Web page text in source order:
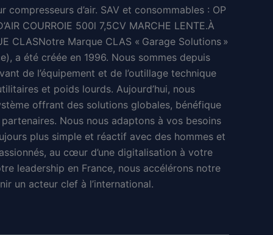
€.
prix
actuel
est :
345,28 €.
compresseurs d’air. SAV et consommables : OP
COURROIE 500l 7,5CV MARCHE LENTE.À
CLASNotre Marque CLAS « Garage Solutions »
a été créée en 1996. Nous sommes depuis
de l’équipement et de l’outillage technique
et poids lourds. Aujourd’hui, nous
offrant des solutions globales, bénéfique
partenaires. Nous nous adaptons à vos besoins
plus simple et réactif avec des hommes et
au cœur d’une digitalisation à votre
leadership en France, nous accélérons notre
un acteur clef à l’international.